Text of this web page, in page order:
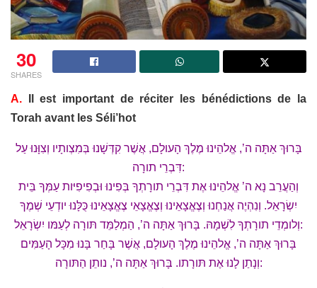
30
SHARES
A. Il est important de réciter les bénédictions de la
Torah avant les Séli’hot
בָּרוּךְ אַתָּה ה’, אֱלהֵינוּ מֶלֶךְ הָעולָם, אֲשֶׁר קִדְּשָׁנוּ בְּמִצְותָיו וְצִוָּנוּ עַל
דִּבְרֵי תורָה:
וְהַעֲרֵב נָא ה’ אֱלהֵינוּ אֶת דִּבְרֵי תורָתְךָ בְּפִינוּ וּבְפִיפִיּות עַמְּךָ בֵּית
יִשְׂרָאֵל. וְנִהְיֶה אֲנַחְנוּ וְצֶאֱצָאֵינוּ וְצֶאֱצָאֵי צֶאֱצָאֵינוּ כֻּלָּנוּ יודְעֵי שְׁמֶךָ
וְלומְדֵי תורָתְךָ לִשְׁמָהּ. בָּרוּךְ אַתָּה ה’, הַמְלַמֵּד תּורָה לְעַמּו יִשְׂרָאֵל:
בָּרוּךְ אַתָּה ה’, אֱלהֵינוּ מֶלֶךְ הָעולָם, אֲשֶׁר בָּחַר בָּנוּ מִכָּל הָעַמִּים
וְנָתַן לָנוּ אֶת תּורָתו. בָּרוּךְ אַתָּה ה’, נותֵן הַתּורָה: